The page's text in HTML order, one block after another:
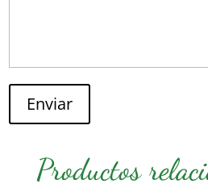
Enviar
Productos